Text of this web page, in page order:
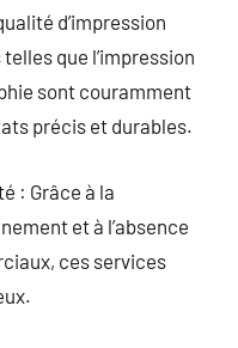
d’impression
que l’impression
sont couramment
précis et durables.
: Grâce à la
et à l’absence
ces services